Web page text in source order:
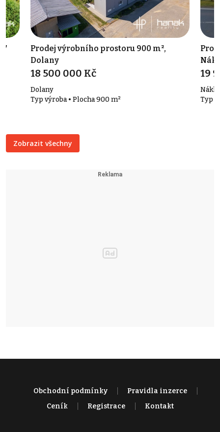
Prodej výrobního prostoru 900 m²,
Dolany
18 500 000 Kč
Dolany
Typ výroba • Plocha 900 m²
19
Náklo
Typ
Zobrazit všechny
Obchodní podmínky
Pravidla inzerce
Ceník
Registrace Kontakt